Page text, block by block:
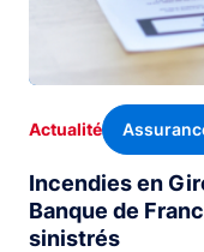
Actualité
Incendies en
Banque de
sinistrés